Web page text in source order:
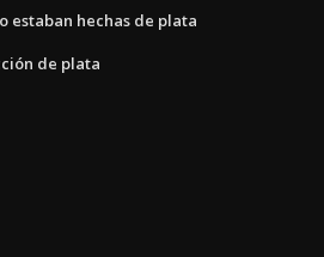
estaban hechas de plata
de plata